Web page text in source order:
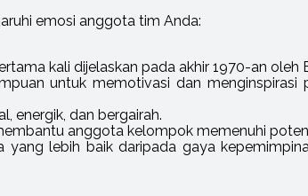
emosi anggota tim Anda:
kali dijelaskan pada akhir 1970-an oleh
untuk memotivasi dan menginspirasi
energik, dan bergairah.
anggota kelompok memenuhi
lebih baik daripada gaya